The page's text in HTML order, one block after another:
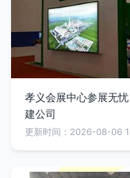
孝义会展中心参展无
建公司
更新时间：2026-08-06